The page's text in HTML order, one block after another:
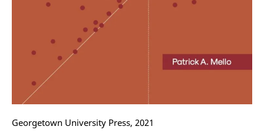
Georgetown University Press, 2021